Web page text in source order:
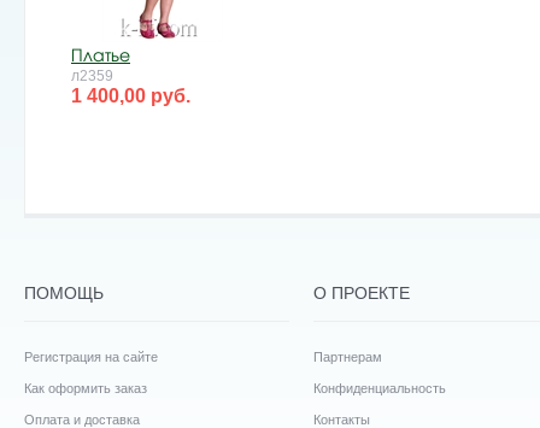
Платье
л2359
1 400,00 руб.
ПОМОЩЬ
Регистрация на сайте
Как оформить заказ
Оплата и доставка
О ПРОЕКТЕ
Партнерам
Конфиденциальность
Контакты